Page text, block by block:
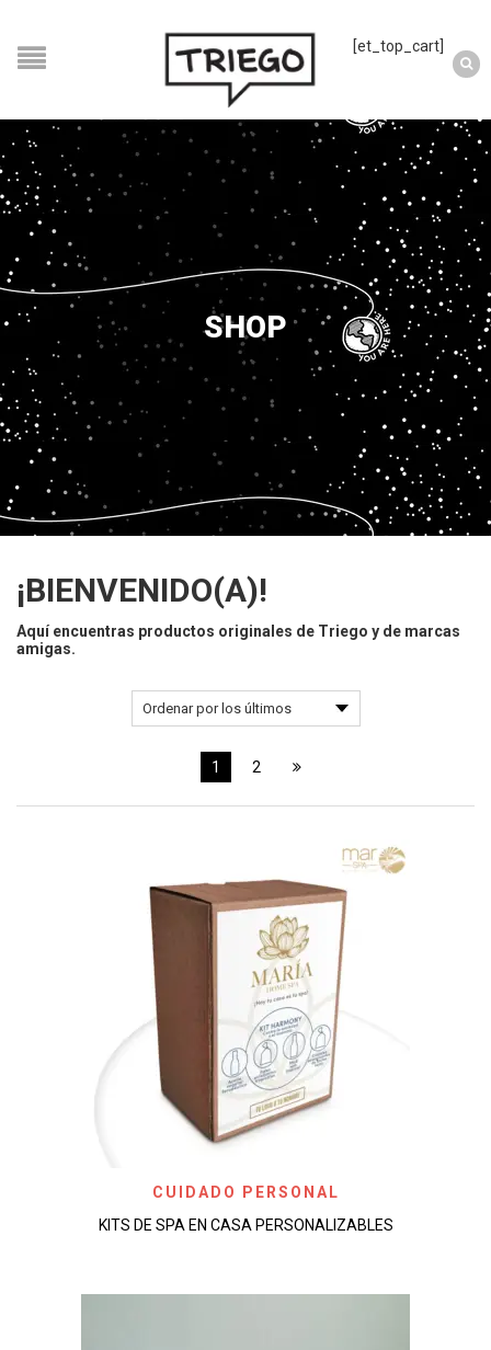
[et_top_cart]
SHOP
¡BIENVENIDO(A)!
Aquí encuentras productos originales de Triego y de marcas
amigas.
1 2
CUIDADO PERSONAL
KITS DE SPA EN CASA PERSONALIZABLES